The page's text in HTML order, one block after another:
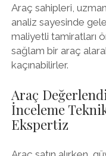
Araç sahipleri,
analiz sayesinde
maliyetli tamiratları
sağlam bir araç
kaçınabilirler.
Araç
İnceleme
Ekspertiz